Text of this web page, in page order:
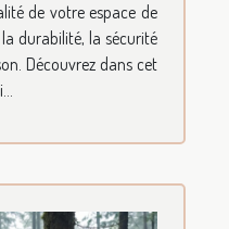
de votre espace de
durabilité, la sécurité
Découvrez dans cet